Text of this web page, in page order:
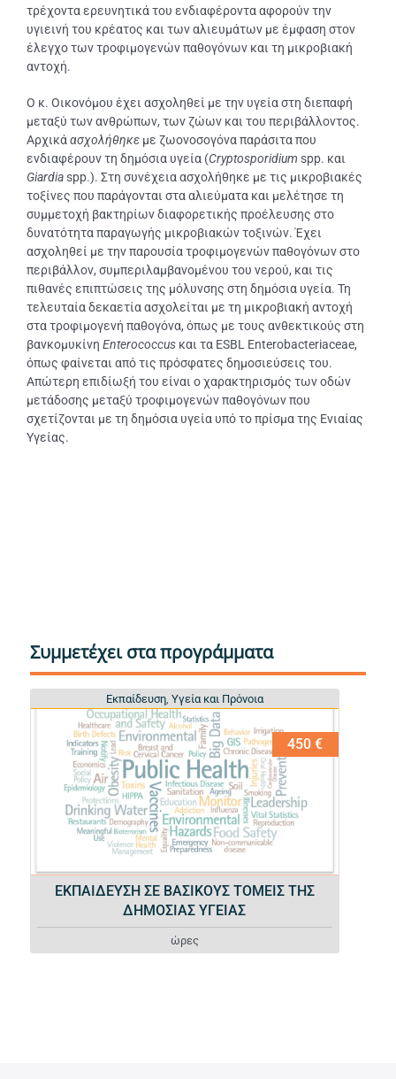
τρέχοντα ερευνητικά του ενδιαφέροντα αφορούν την
υγιεινή του κρέατος και των αλιευμάτων με έμφαση στον
έλεγχο των τροφιμογενών παθογόνων και τη μικροβιακή
αντοχή.
Ο κ. Οικονόμου έχει ασχοληθεί με την υγεία στη διεπαφή
μεταξύ των ανθρώπων, των ζώων και του περιβάλλοντος.
Αρχικάασχολήθηκε με ζωονοσογόνα παράσιτα που
ενδιαφέρουν τη δημόσια υγεία (Cryptosporidium spp. και
Giardiaspp.). Στη συνέχεια ασχολήθηκε με τις μικροβιακές
τοξίνες που παράγονται στα αλιεύματα και μελέτησε τη
συμμετοχή βακτηρίων διαφορετικής προέλευσης στο
δυνατότητα παραγωγής μικροβιακών τοξινών. Έχει
ασχοληθεί με την παρουσία τροφιμογενών παθογόνων στο
περιβάλλον, συμπεριλαμβανομένου του νερού, και τις
πιθανές επιπτώσεις της μόλυνσης στη δημόσια υγεία. Τη
τελευταία δεκαετία ασχολείται με τη μικροβιακή αντοχή
στα τροφιμογενή παθογόνα, όπως με τους ανθεκτικούς στη
βανκομυκίνη Enterococcus και τα ESBL Enterobacteriaceae,
όπως φαίνεται από τις πρόσφατες δημοσιεύσεις του.
Απώτερη επιδίωξή του είναι ο χαρακτηρισμός των οδών
μετάδοσης μεταξύ τροφιμογενών παθογόνων που
σχετίζονται με τη δημόσια υγεία υπό το πρίσμα της Ενιαίας
Υγείας.
Συμμετέχει στα προγράμματα
450 €
Εκπαίδευση, Υγεία και Πρόνοια
Εκπαίδευση, Υγεία και Πρόνοια
ΕΚΠΑΙΔΕΥΣΗ ΣΕ ΒΑΣΙΚΟΥΣ ΤΟΜΕΙΣ ΤΗΣ
ΔΗΜΟΣΙΑΣ ΥΓΕΙΑΣ
ώρες